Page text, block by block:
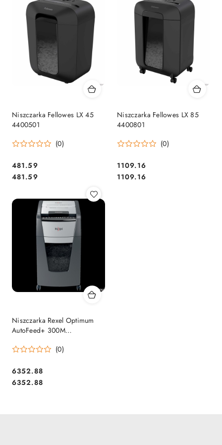
Niszczarka Fellowes LX 45
4400501
(0)
Cena:
481.59
Cena:
481.59
Niszczarka Fellowes LX 85
4400801
(0)
Cena:
1109.16
Cena:
1109.16
Niszczarka Rexel Optimum
AutoFeed+ 300M
(0)
Cena:
6352.88
Cena:
6352.88